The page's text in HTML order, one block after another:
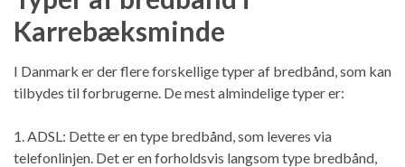
Karrebæksminde
I Danmark er der flere forskellige typer af bredbånd, som kan
tilbydes til forbrugerne. De mest almindelige typer er:
1. ADSL: Dette er en type bredbånd, som leveres via
telefonlinjen. Det er en forholdsvis langsom type bredbånd,